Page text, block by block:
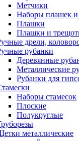
Метчики
Наборы плашек и
Плашки
Плашки и
дрели,
рубанки
Деревянные
Металлические
Рубанки для
Наборы стамесок
Плоские
Полукруглые
металлические